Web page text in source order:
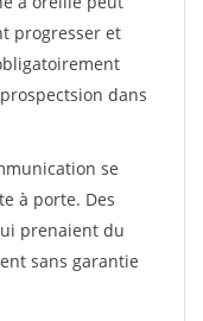
progresser et
dans
se
à porte. Des
prenaient du
sans garantie